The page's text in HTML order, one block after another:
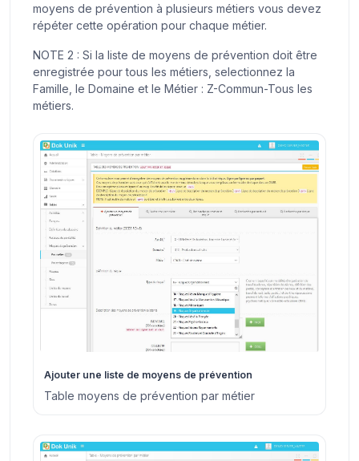
moyens de prévention à plusieurs métiers vous devez
répéter cette opération pour chaque métier.
NOTE 2 : Si la liste de moyens de prévention doit être
enregistrée pour tous les métiers, selectionnez la
Famille, le Domaine et le Métier : Z-Commun-Tous les
métiers.
Ajouter une liste de moyens de prévention
Table moyens de prévention par métier